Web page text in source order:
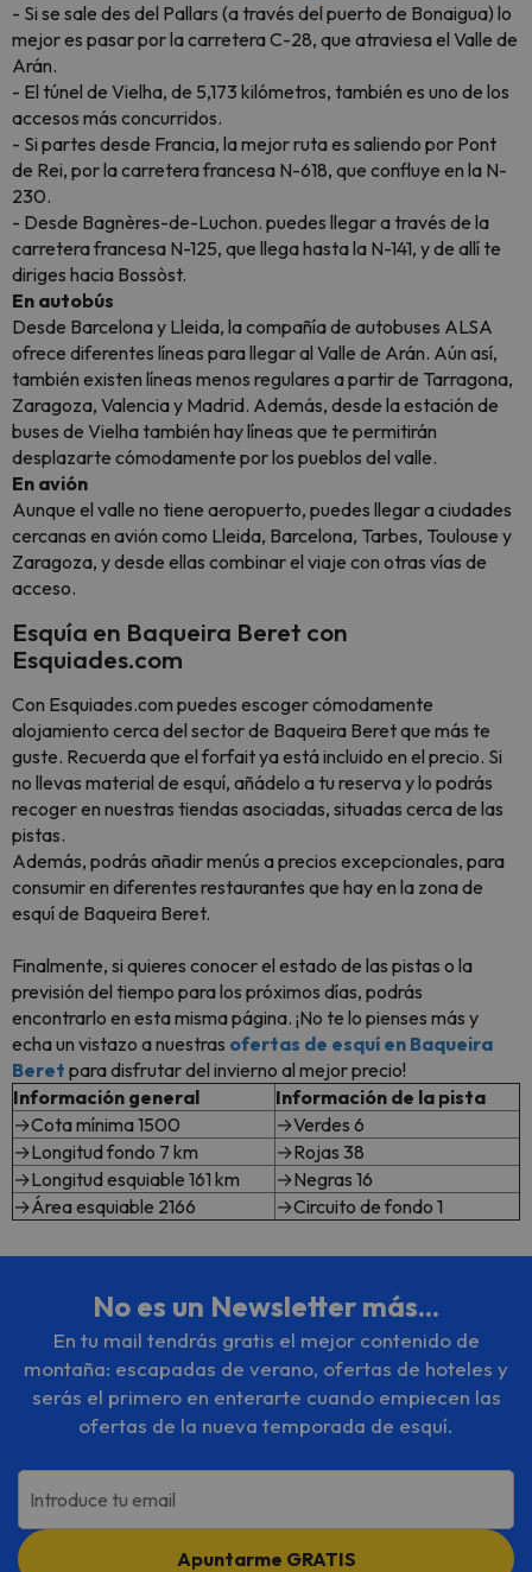
- Si se sale des del Pallars (a través del puerto de Bonaigua) lo
mejor es pasar por la carretera C-28, que atraviesa el Valle de
Arán.
- El túnel de Vielha, de 5,173 kilómetros, también es uno de los
accesos más concurridos.
- Si partes desde Francia, la mejor ruta es saliendo por Pont
de Rei, por la carretera francesa N-618, que confluye en la N-
230.
- Desde Bagnères-de-Luchon. puedes llegar a través de la
carretera francesa N-125, que llega hasta la N-141, y de allí te
diriges hacia Bossòst.
En autobús
Desde Barcelona y Lleida, la compañía de autobuses ALSA
ofrece diferentes líneas para llegar al Valle de Arán. Aún así,
también existen líneas menos regulares a partir de Tarragona,
Zaragoza, Valencia y Madrid. Además, desde la estación de
buses de Vielha también hay líneas que te permitirán
desplazarte cómodamente por los pueblos del valle.
En avión
Aunque el valle no tiene aeropuerto, puedes llegar a ciudades
cercanas en avión como Lleida, Barcelona, Tarbes, Toulouse y
Zaragoza, y desde ellas combinar el viaje con otras vías de
acceso.
Esquía en Baqueira Beret con
Esquiades.com
Con Esquiades.com puedes escoger cómodamente
alojamiento cerca del sector de Baqueira Beret que más te
guste. Recuerda que el forfait ya está incluido en el precio. Si
no llevas material de esquí, añádelo a tu reserva y lo podrás
recoger en nuestras tiendas asociadas, situadas cerca de las
pistas.
Además, podrás añadir menús a precios excepcionales, para
consumir en diferentes restaurantes que hay en la zona de
esquí de Baqueira Beret.
Finalmente, si quieres conocer el estado de las pistas o la
previsión del tiempo para los próximos días, podrás
encontrarlo en esta misma página. ¡No te lo pienses más y
echa un vistazo a nuestras ofertas de esquí en Baqueira
Beret para disfrutar del invierno al mejor precio!
Información general
Información de la pista
→Cota mínima 1500
→Verdes 6
→Longitud fondo 7 km
→Rojas 38
→Longitud esquiable 161 km
→Negras 16
→Área esquiable 2166
→Circuito de fondo 1
No es un Newsletter más...
En tu mail tendrás gratis el mejor contenido de
montaña: escapadas de verano, ofertas de hoteles y
serás el primero en enterarte cuando empiecen las
ofertas de la nueva temporada de esquí.
Introduce tu email
Apuntarme GRATIS